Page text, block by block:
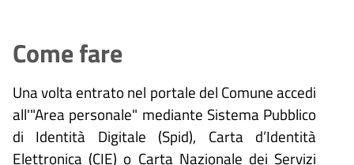
Come fare
Una volta entrato nel portale del Comune accedi
all'"Area personale" mediante Sistema Pubblico
di Identità Digitale (Spid), Carta d’Identità
Elettronica (CIE) o Carta Nazionale dei Servizi